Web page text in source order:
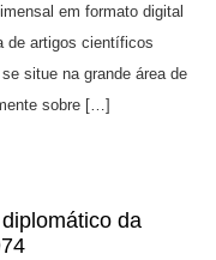
em formato digital
de artigos científicos
situe na grande área de
sobre […]
da